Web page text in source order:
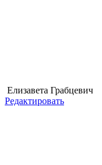
Елизавета Грабцевич
Редактировать